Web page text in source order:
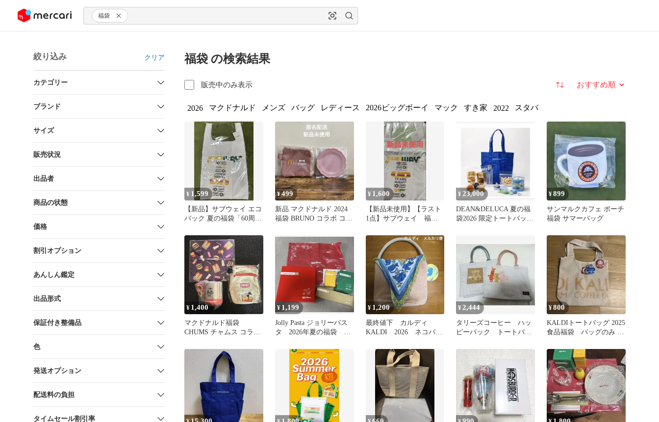
ツにスキップ 福袋
絞り込み クリア
カテゴリー
ブランド
サイズ
販売状況
出品者
商品の状態
価格
割引オプション
あんしん鑑定
出品形式
保証付き整備品
色
発送オプション
配送料の負担
タイムセール割引率
福袋 の検索結果
販売中のみ表示 並び替え
2026 マクドナルド メンズ バッグ レディース 2026ビッグボーイ マック すき家 2022 スタバ
¥ 1,599
【新品】サブウェイ エコ
バック 夏の福袋「60周年
¥499
新品 マクドナルド 2024
福袋 BRUNO コラボ コイ
¥ 1,600
【新品未使用】【ラスト
1点】サブウェイ 福
歓迎 最終値下げ
¥23,000
DEAN&DELUCA 夏の福
袋2026 限定トートバッグ
¥899
サンマルクカフェ ポーチ
福袋 サマーバッグ
¥ 1,400
マクドナルド福袋
CHUMS チャムス コラボ
¥ 1,199
Jolly Pasta ジョリーパス
タ 2026年夏の福袋 グ
¥ 1,200
最終値下 カルディ
KALDI 2026 ネコバッ
¥2,444
タリーズコーヒー ハッ
ピーバック トートバッ
ト 福袋
¥800
KALDIトートバッグ 2025
食品福袋 バッグのみ ミ